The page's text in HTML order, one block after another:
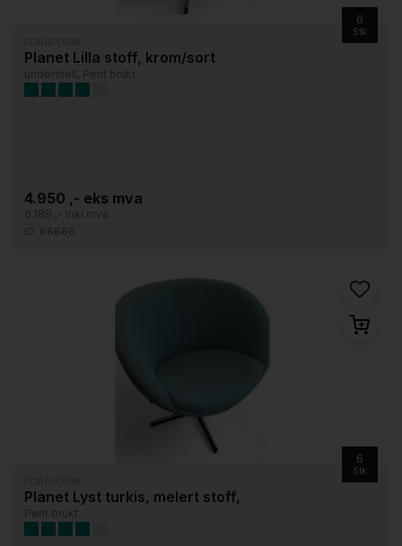
6
Stk
Planet Lilla stoff, krom/sort
understell, Pent brukt
4.950 ,- eks mva
6.188 ,- inkl mva
ID: 66666
6
Stk
Planet Lyst turkis, melert stoff,
Pent brukt